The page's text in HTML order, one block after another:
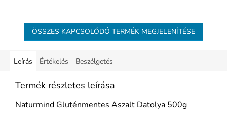
normál...
ÖSSZES KAPCSOLÓDÓ TERMÉK MEGJELENÍTÉSE
Leírás Értékelés Beszélgetés
Termék részletes leírása
Naturmind Gluténmentes Aszalt Datolya 500g